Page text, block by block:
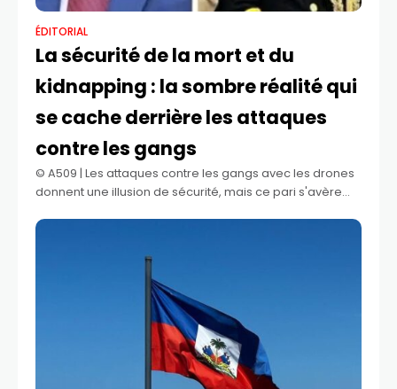
ÉDITORIAL
La sécurité de la mort et du
kidnapping : la sombre réalité qui
se cache derrière les attaques
contre les gangs
©️ A509 | Les attaques contre les gangs avec les drones
donnent une illusion de sécurité, mais ce pari s'avère
nombre